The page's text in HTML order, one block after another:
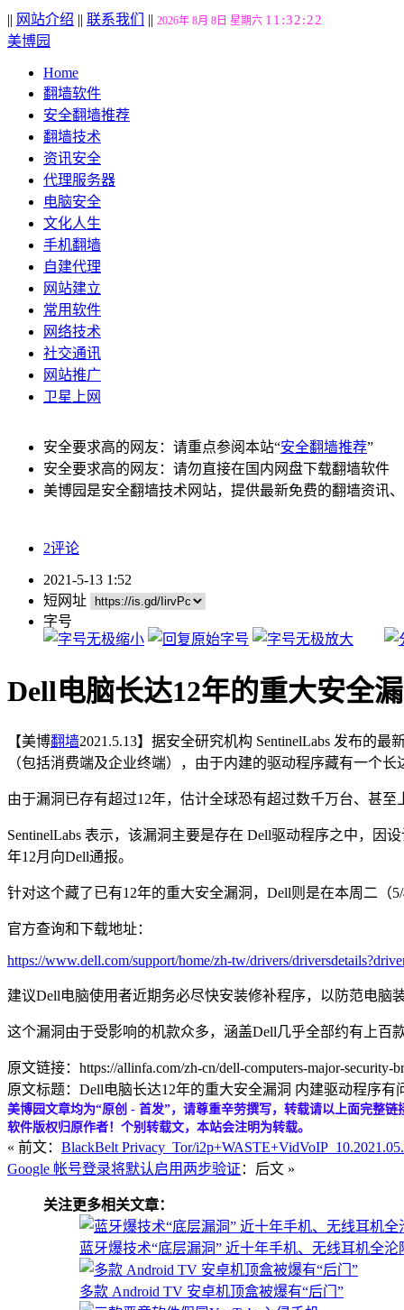
|| 网站介绍 || 联系我们 || 2026年 8月 8日 星期六 11:32:23
美博园
Home
翻墙软件
安全翻墙推荐
翻墙技术
资讯安全
代理服务器
电脑安全
文化人生
手机翻墙
自建代理
网站建立
常用软件
网络技术
社交通讯
网站推广
卫星上网
安全要求高的网友：请重点参阅本站“安全翻墙推荐”
安全要求高的网友：请勿直接在国内网盘下载翻墙软件
美博园是安全翻墙技术网站，提供最新免费的翻墙资讯
2评论
2021-5-13 1:52
短网址
字号
Dell电脑长达12年的重大安全
【美博翻墙2021.5.13】据安全研究机构 SentinelLabs 发布的
（包括消费端及企业终端），由于内建的驱动程序藏有一个
由于漏洞已存有超过12年，估计全球恐有超过数千万台、甚至
SentinelLabs 表示，该漏洞主要是存在 Dell驱动程序之中，
年12月向Dell通报。
针对这个藏了已有12年的重大安全漏洞，Dell则是在本周二（
官方查询和下载地址：
https://www.dell.com/support/home/zh-tw/drivers/
建议Dell电脑使用者近期务必尽快安装修补程序，以防范电脑
这个漏洞由于受影响的机款众多，涵盖Dell几乎全部约有上百
原文链接：https://allinfa.com/zh-cn/dell-computers-major-security-
原文标题：Dell电脑长达12年的重大安全漏洞 内建驱动程序有
美博园文章均为“原创 - 首发”，请尊重辛劳撰写，转载请以上面完整链
软件版权归原作者！个别转载文，本站会注明为转载。
« 前文： BlackBelt Privacy_Tor/
Google 帐号登录将默认启用两步验证 ：后文 »
关注更多相关文章：
蓝牙爆技术“底层漏洞” 近十年手机、无线耳机全沦
多款 Android TV 安卓机顶盒被爆有“后门”